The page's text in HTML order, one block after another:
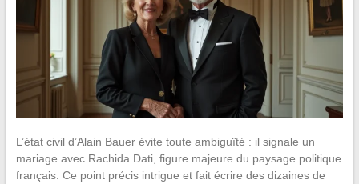
L’état civil d’Alain Bauer évite toute ambiguïté : il signale un
mariage avec Rachida Dati, figure majeure du paysage politique
français. Ce point précis intrigue et fait écrire des dizaines de